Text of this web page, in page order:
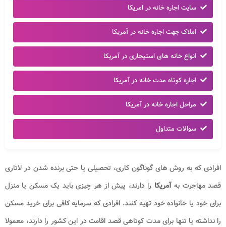
سایت اجاره خانه در امریکا
املاک جهت اجاره خانه در آمریکا
انواع خانه های استیجاری در آمریکا
اجاره کوتاه مدت خانه در آمریکا
مراحل اجاره خانه در آمریکا
سوالات متداول
افرادی که به روش های گوناگون کاری، تحصیلی یا حتی برنده شدن در لاتاری
قصد مهاجرت بهآمریکا را دارند، پیش از هر چیزی باید یک مسکن یا منزل
برای خود یا خانواده خود تهیه کنند. افرادی که سرمایه کافی برای خرید مسکن
را نداشته یا تنها برای مدت کوتاهی قصد اقامت در این کشور را دارند، معمولا